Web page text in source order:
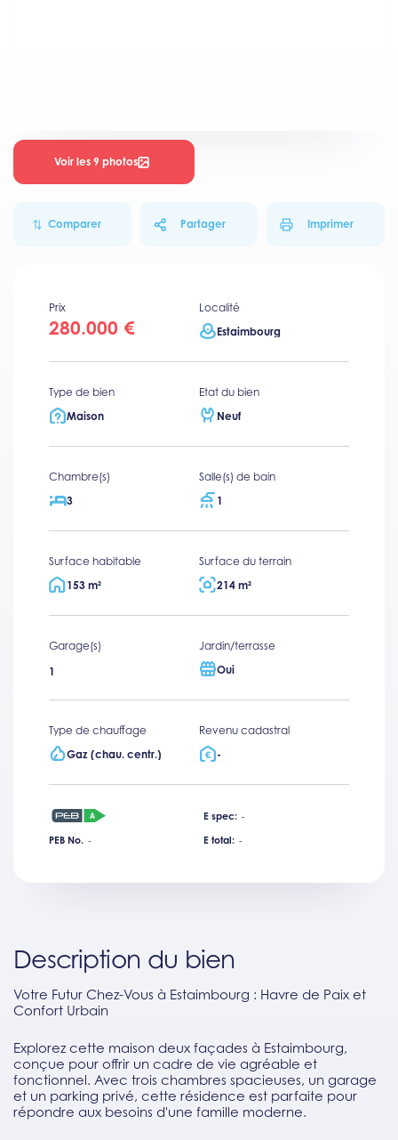
Voir les 9 photos
Comparer Partager Imprimer
Prix
280.000 €
Localité
Estaimbourg
Type de bien
Maison
Etat du bien
Neuf
Chambre(s)
3
Salle(s) de bain
1
Surface habitable
153 m²
Surface du terrain
214 m²
Garage(s)
1
Jardin/terrasse
Oui
Type de chauffage
Gaz (chau. centr.)
Revenu cadastral
-
E spec: -
PEB No. - E total: -
Description du bien
Votre Futur Chez-Vous à Estaimbourg : Havre de Paix et
Confort Urbain
Explorez cette maison deux façades à Estaimbourg,
conçue pour offrir un cadre de vie agréable et
fonctionnel. Avec trois chambres spacieuses, un garage
et un parking privé, cette résidence est parfaite pour
répondre aux besoins d'une famille moderne.